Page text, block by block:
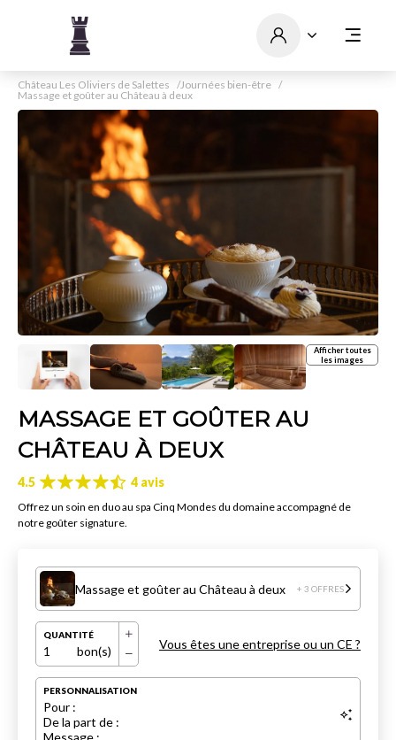
Château Les Oliviers de Salettes
Journées bien-être
Massage et goûter au Château à deux
Afficher toutes
les images
MASSAGE ET GOÛTER AU
CHÂTEAU À DEUX
4.5 4 avis
Offrez un soin en duo au spa Cinq Mondes du domaine accompagné de
notre goûter signature.
Massage et goûter au Château à deux + 3 OFFRES
QUANTITÉ
1 bon(s) Vous êtes une entreprise ou un CE ?
PERSONNALISATION
Pour :
De la part de :
Message :